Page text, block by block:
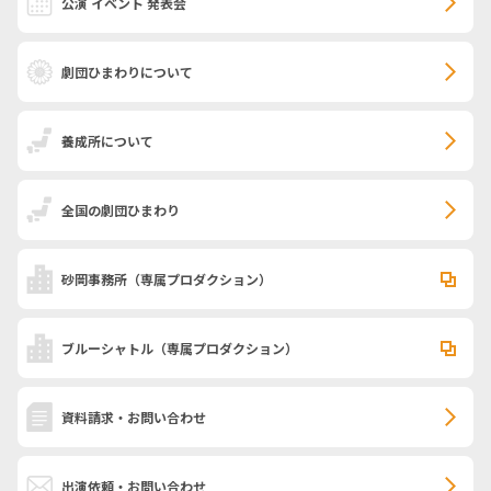
劇団ひまわりについて
養成所について
全国の劇団ひまわり
砂岡事務所 （専属プロダクション）
ブルーシャトル （専属プロダクション）
資料請求・お問い合わせ
出演依頼・お問い合わせ